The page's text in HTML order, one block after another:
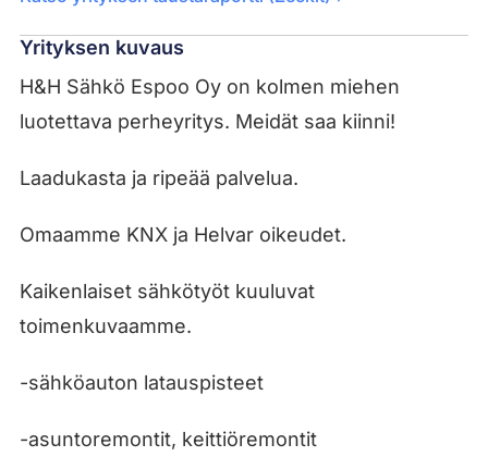
Yrityksen kuvaus
H&H Sähkö Espoo Oy on kolmen miehen
luotettava perheyritys. Meidät saa kiinni!
Laadukasta ja ripeää palvelua.
Omaamme KNX ja Helvar oikeudet.
Kaikenlaiset sähkötyöt kuuluvat
toimenkuvaamme.
-sähköauton latauspisteet
-asuntoremontit, keittiöremontit